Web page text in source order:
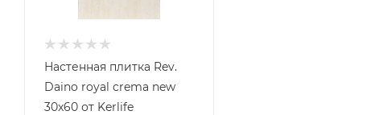
Настенная плитка Rev.
Daino royal crema new
30x60 от Kerlife